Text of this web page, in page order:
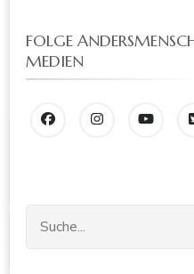
FOLGE
MEDIEN